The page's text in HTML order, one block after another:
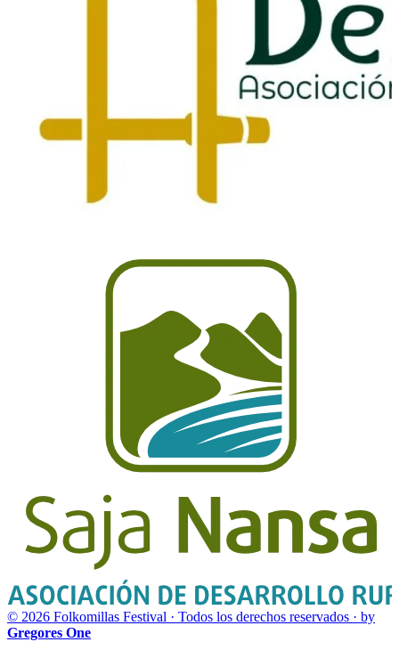
© 2026 Folkomillas Festival · Todos los derechos reservados · by
Gregores One